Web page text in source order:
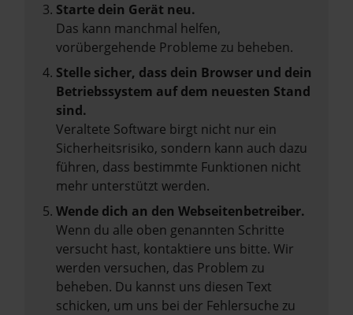
Starte dein Gerät neu.
Das kann manchmal helfen,
vorübergehende Probleme zu beheben.
Stelle sicher, dass dein Browser und dein
Betriebssystem auf dem neuesten Stand
sind.
Veraltete Software birgt nicht nur ein
Sicherheitsrisiko, sondern kann auch dazu
führen, dass bestimmte Funktionen nicht
mehr unterstützt werden.
Wende dich an den Webseitenbetreiber.
Wenn du alle oben genannten Schritte
versucht hast, kontaktiere uns bitte. Wir
werden versuchen, das Problem zu
beheben. Du kannst uns diesen Text
schicken, um uns bei der Fehlersuche zu